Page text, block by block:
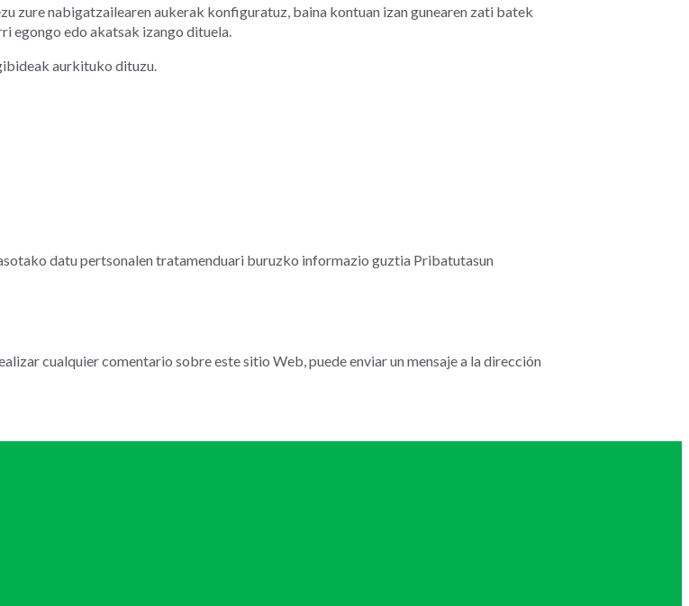
zure nabigatzailearen aukerak konfiguratuz, baina kontuan izan gunearen zati batek
egongo edo akatsak izango dituela.
aurkituko dituzu.
datu pertsonalen tratamenduari buruzko informazio guztia Pribatutasun
cualquier comentario sobre este sitio Web, puede enviar un mensaje a la dirección